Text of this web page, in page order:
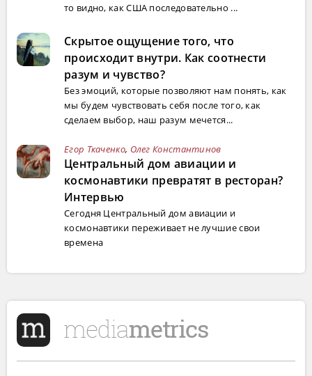
то видно, как США последовательно ...
Скрытое ощущение того, что
происходит внутри. Как соотнести
разум и чувство?
Без эмоций, которые позволяют нам понять, как
мы будем чувствовать себя после того, как
сделаем выбор, наш разум мечется...
Егор Ткаченко, Олег Константинов
Центральный дом авиации и
космонавтики превратят в ресторан?
Интервью
Сегодня Центральный дом авиации и
космонавтики переживает не лучшие свои
времена